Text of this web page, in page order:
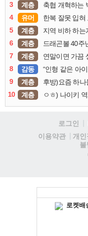
3
계층 축협 개혁하는
4
유머 한복 잘못 입혀
5
계층 지역 비하 하는
6
계층 드래곤볼 40주
7
계층 연말이면 가끔
8
감동 “인형 같은 아이가
9
계층 후방)요즘 하
10
계층 ㅇㅎ) 나이키
로그인
이용약관
개인